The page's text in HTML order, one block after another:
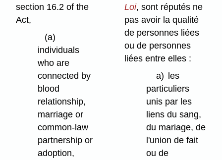
section 16.2 of the
Act,
(a)
individuals
who are
connected by
blood
relationship,
marriage or
common-law
partnership or
adoption,
Loi, sont réputés ne
pas avoir la qualité
de personnes liées
ou de personnes
liées entre elles :
a) les
particuliers
unis par les
liens du sang,
du mariage, de
l'union de fait
ou de